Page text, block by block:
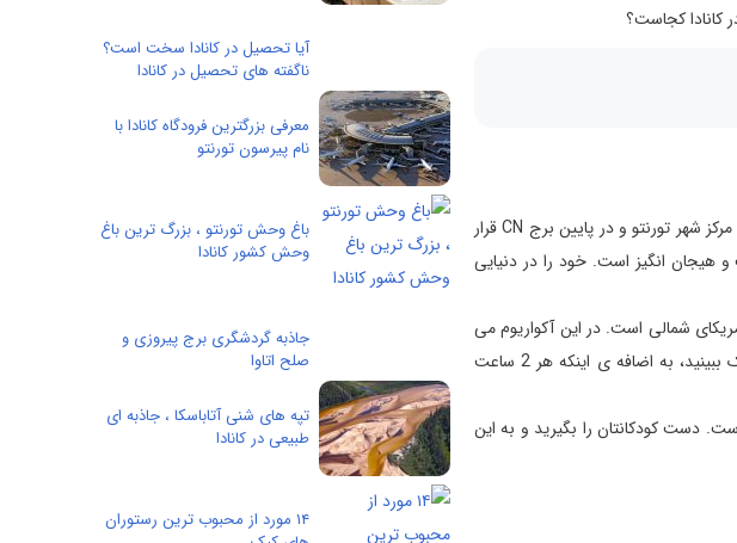
کانادا کجاست؟
در این آکواریوم می توانید به کشف و جستجو میان موجوداتی از سرتاسر آبهای جهان بپردازید. این آکواریوم درست در مرکز شهر تورنتو و در پایین برج CN قرار
هیجان انگیز است. خود را در دنیایی
ترین تونل آکواریوم آبی آمریکای شمالی است. در این آکواریوم می
توانید موجودات جالبی مثل خرچنگ های نعل اسبی، کوسه ها، میگوهای اسکارلت و ماهی های Stingray را از نزدیک ببینید، به اضافه ی اینکه هر 2 ساعت
است. دست کودکانتان را بگیرید و به این
آیا تحصیل در کانادا سخت است؟
ناگفته های تحصیل در کانادا
معرفی بزرگترین فرودگاه کانادا با
نام پیرسون تورنتو
باغ وحش تورنتو ، بزرگ ترین باغ
وحش کشور کانادا
جاذبه گردشگری برج پیروزی و
صلح اتاوا
تپه های شنی آتاباسکا ، جاذبه ای
طبیعی در کانادا
۱۴ مورد از محبوب ترین رستوران